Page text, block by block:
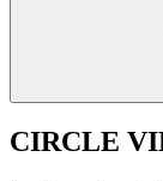
CIRCLE